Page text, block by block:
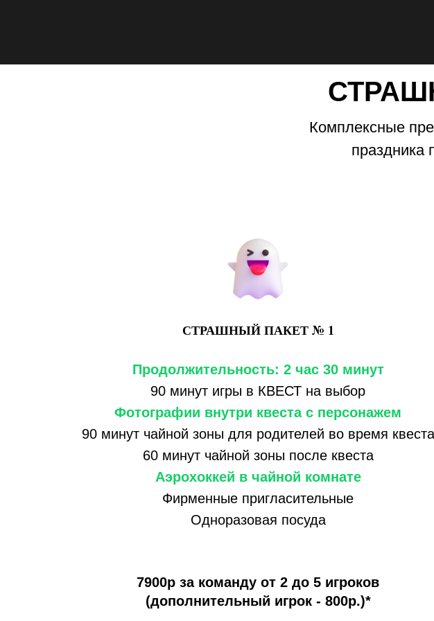
Комплексные
праздника
СТРАШНЫЙ ПАКЕТ № 1
Продолжительность: 2 час 30 минут
90 минут игры в КВЕСТ на выбор
Фотографии внутри квеста с персонажем
90 минут чайной зоны для родителей во время квеста
60 минут чайной зоны после квеста
Аэрохоккей в чайной комнате
Фирменные пригласительные
Одноразовая посуда
7900р за команду от 2 до 5 игроков
(дополнительный игрок - 800р.)*